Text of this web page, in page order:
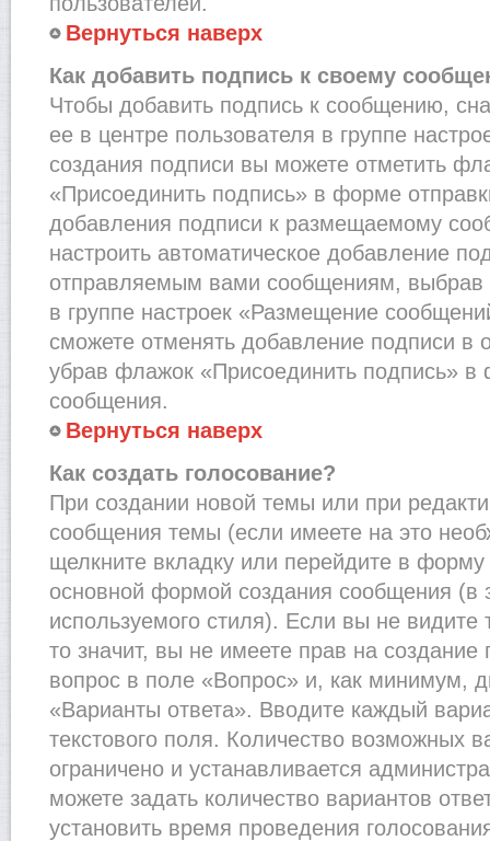
Вернуться наверх
Как добавить подпись к своему
Чтобы добавить подпись к сообщению,
ее в центре пользователя в группе
создания подписи вы можете отметить
«Присоединить подпись» в форме
добавления подписи к размещаемому
настроить автоматическое добавление
отправляемым вами сообщениям, выбрав
в группе настроек «Размещение
сможете отменять добавление подписи в
убрав флажок «Присоединить подпись» в
сообщения.
Вернуться наверх
Как создать голосование?
При создании новой темы или при
сообщения темы (если имеете на это
щелкните вкладку или перейдите в
основной формой создания сообщения (в
используемого стиля). Если вы не
то значит, вы не имеете прав на создание
вопрос в поле «Вопрос» и, как минимум,
«Варианты ответа». Вводите каждый
текстового поля. Количество возможных
ограничено и устанавливается
можете задать количество вариантов
установить время проведения